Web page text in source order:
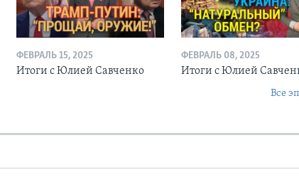
ФЕВРАЛЬ 15, 2025
Итоги с Юлией Савченко
ФЕВРАЛЬ 08, 2025
Итоги с Юлией
Все